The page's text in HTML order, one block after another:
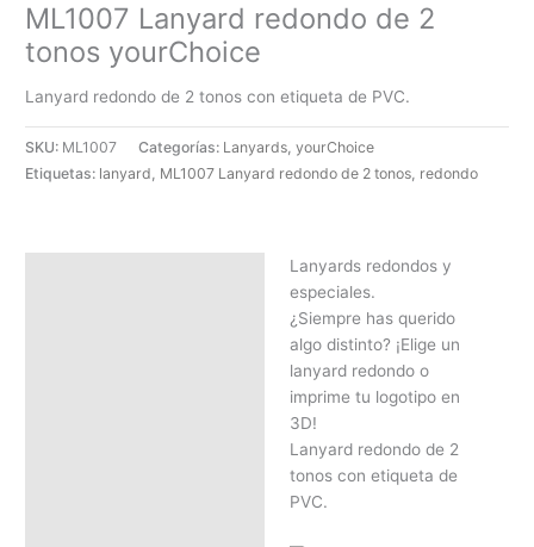
ML1007 Lanyard redondo de 2
tonos yourChoice
Lanyard redondo de 2 tonos con etiqueta de PVC.
SKU: ML1007 Categorías: Lanyards,yourChoice
Etiquetas: lanyard, ML1007 Lanyard redondo de 2 tonos, redondo
Lanyards redondos y
especiales.
¿Siempre has querido
algo distinto? ¡Elige un
lanyard redondo o
imprime tu logotipo en
3D!
Lanyard redondo de 2
tonos con etiqueta de
PVC.